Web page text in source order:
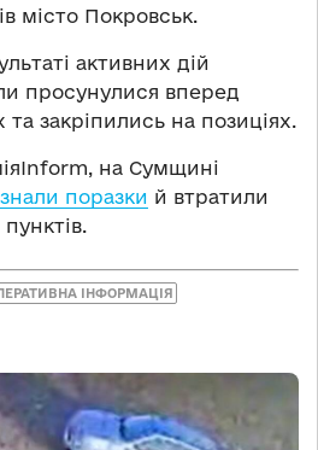
місто Покровськ.
активних дій
просунулися вперед
та закріпились на позиціях.
на Сумщині
поразки й втратили
ІНФОРМАЦІЯ